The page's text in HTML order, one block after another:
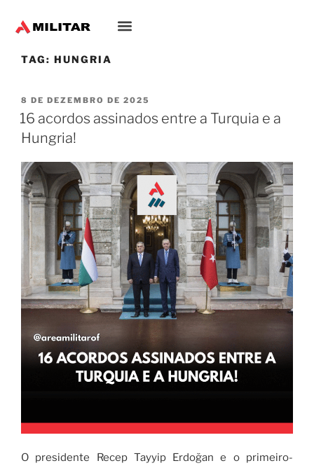
TAG: HUNGRIA
8 DE DEZEMBRO DE 2025
16 acordos assinados entre a Turquia e a
Hungria!
O presidente Recep Tayyip Erdoğan e o primeiro-